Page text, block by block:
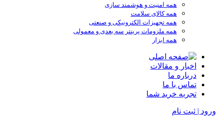
همه امنیت و هوشمند سازی
همه کالای سلامت
همه تجهیزات الکترونیکی و صنعتی
همه ملزومات پرینتر سه بعدی و معمولی
همه ابزار
اخبار و مقالات
درباره ما
تماس با ما
تجربه خرید شما
ورود | ثبت نام